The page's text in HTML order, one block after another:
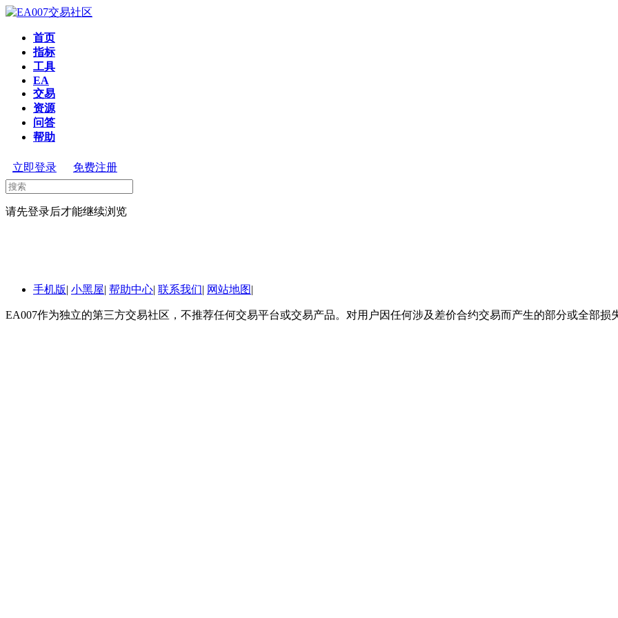
首页
指标
工具
EA
交易
资源
问答
帮助
立即登录 免费注册
请先登录后才能继续浏览
手机版| 小黑屋| 帮助中心| 联系我们| 网站地图|
EA007作为独立的第三方交易社区，不推荐任何交易平台或交易产品。对用户因任何涉及差价合约交易而产生的部分或全部损